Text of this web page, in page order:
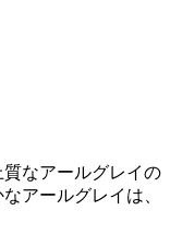
なアールグレイの
アールグレイは、